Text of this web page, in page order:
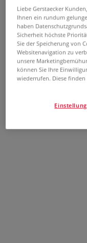
GIOTTO
Farben
hochwertigen
verschiedenen
Liebe Gerstaecker
Ihnen ein rundum
haben
Sicherheit höchste
Sie der Speicherung von
Websitenavigation zu
unsere
können Sie Ihre
wiederrufen. Diese finden